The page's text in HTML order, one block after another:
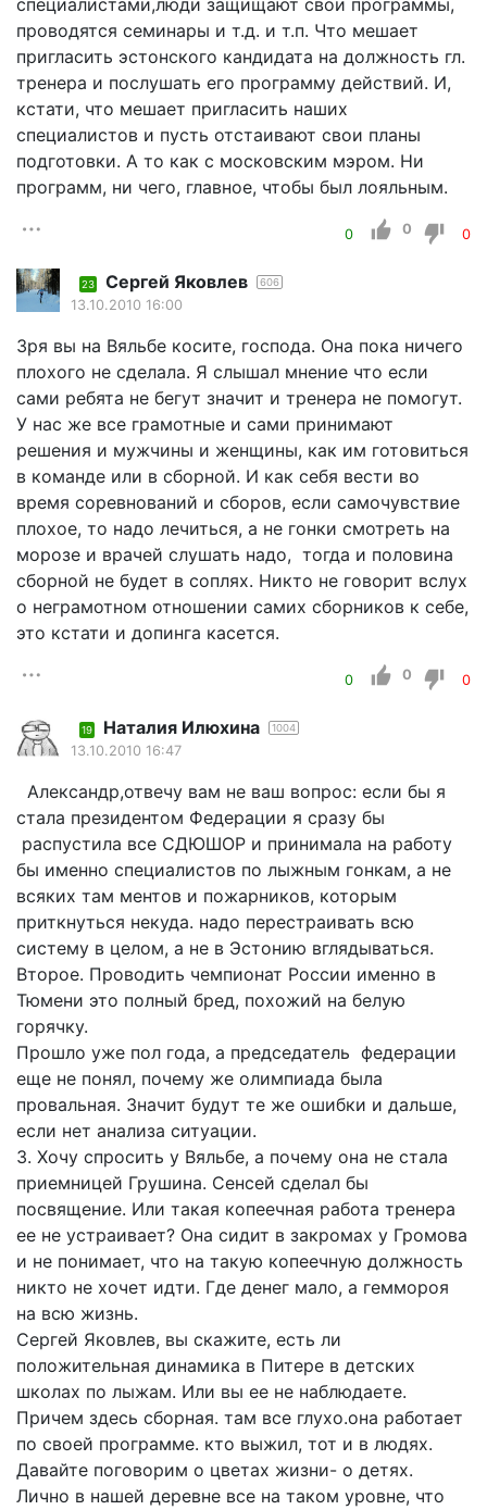
специалистами,люди защищают свои программы,
проводятся семинары и т.д. и т.п. Что мешает
пригласить эстонского кандидата на должность гл.
тренера и послушать его программу действий. И,
кстати, что мешает пригласить наших
специалистов и пусть отстаивают свои планы
подготовки. А то как с московским мэром. Ни
программ, ни чего, главное, чтобы был лояльным.
0 0 0
23 Сергей Яковлев 606
13.10.2010 16:00
Зря вы на Вяльбе косите, господа. Она пока ничего
плохого не сделала. Я слышал мнение что если
сами ребята не бегут значит и тренера не помогут.
У нас же все грамотные и сами принимают
решения и мужчины и женщины, как им готовиться
в команде или в сборной. И как себя вести во
время соревнований и сборов, если самочувствие
плохое, то надо лечиться, а не гонки смотреть на
морозе и врачей слушать надо, тогда и половина
сборной не будет в соплях. Никто не говорит вслух
о неграмотном отношении самих сборников к себе,
это кстати и допинга касется.
0 0 0
19 Наталия Илюхина 1004
13.10.2010 16:47
Александр,отвечу вам не ваш вопрос: если бы я
стала президентом Федерации я сразу бы
распустила все СДЮШОР и принимала на работу
бы именно специалистов по лыжным гонкам, а не
всяких там ментов и пожарников, которым
приткнуться некуда. надо перестраивать всю
систему в целом, а не в Эстонию вглядываться.
Второе. Проводить чемпионат России именно в
Тюмени это полный бред, похожий на белую
горячку.
Прошло уже пол года, а председатель федерации
еще не понял, почему же олимпиада была
провальная. Значит будут те же ошибки и дальше,
если нет анализа ситуации.
3. Хочу спросить у Вяльбе, а почему она не стала
приемницей Грушина. Сенсей сделал бы
посвящение. Или такая копеечная работа тренера
ее не устраивает? Она сидит в закромах у Громова
и не понимает, что на такую копеечную должность
никто не хочет идти. Где денег мало, а геммороя
на всю жизнь.
Сергей Яковлев, вы скажите, есть ли
положительная динамика в Питере в детских
школах по лыжам. Или вы ее не наблюдаете.
Причем здесь сборная. там все глухо.она работает
по своей программе. кто выжил, тот и в людях.
Давайте поговорим о цветах жизни- о детях.
Лично в нашей деревне все на таком уровне, что